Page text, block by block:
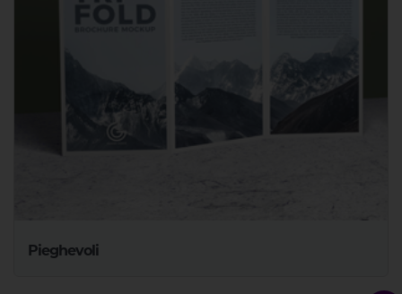
Pieghevoli